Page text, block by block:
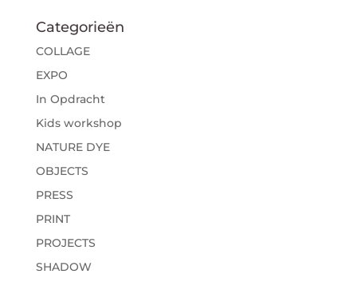
Categorieën
COLLAGE
EXPO
In Opdracht
Kids workshop
NATURE DYE
OBJECTS
PRESS
PRINT
PROJECTS
SHADOW